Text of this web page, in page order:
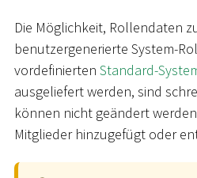
Die Möglichkeit, Rollendaten
benutzergenerierte System-
vordefinierten Standard-
ausgeliefert werden, sind
können nicht geändert
Mitglieder hinzugefügt oder